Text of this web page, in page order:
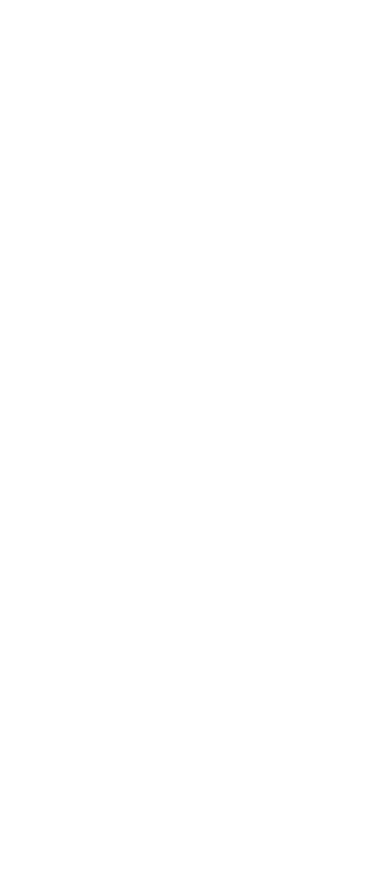
a slnka. . .